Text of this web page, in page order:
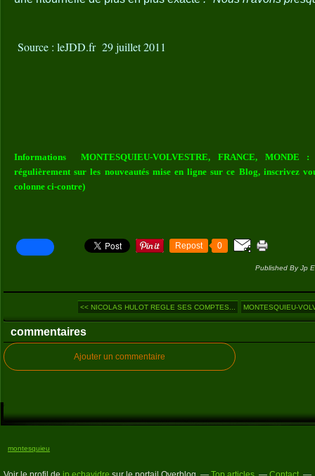
Source : leJDD.fr 29 juillet 2011
Informations MONTESQUIEU-VOLVESTRE, FRANCE, MONDE
régulièrement sur les nouveautés mise en ligne sur ce Blog, inscrivez
colonne ci-contre)
Repost 0
Published By Jp
<< NICOLAS HULOT REGLE SES COMPTES... MONTESQUIEU-
commentaires
Ajouter un commentaire
montesquieu